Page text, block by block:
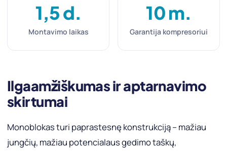
1,5 d.
Montavimo laikas
10 m.
Garantija kompresoriui
Ilgaamžiškumas ir aptarnavimo
skirtumai
Monoblokas turi paprastesnę konstrukciją – mažiau
jungčių, mažiau potencialaus gedimo taškų,